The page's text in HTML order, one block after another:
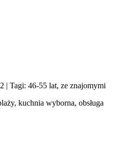
| Tagi: 46-55 lat, ze znajomymi
kuchnia wyborna, obsługa